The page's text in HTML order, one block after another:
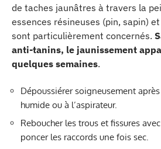
de taches jaunâtres à travers la
essences résineuses (pin, sapin)
sont particulièrement concernés.
anti-tanins, le jaunissement
quelques semaines.
Dépoussiérer soigneusement
humide ou à l’aspirateur.
Reboucher les trous et fissures
poncer les raccords une fois sec.